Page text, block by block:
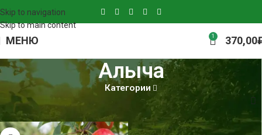
Skip to navigation
Skip to main content
МЕНЮ 1 370,00
Алыча
Категории
Главная Алыча